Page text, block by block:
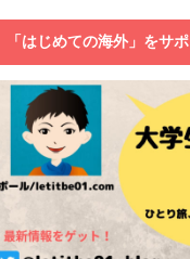
「はじめての海外」をサ